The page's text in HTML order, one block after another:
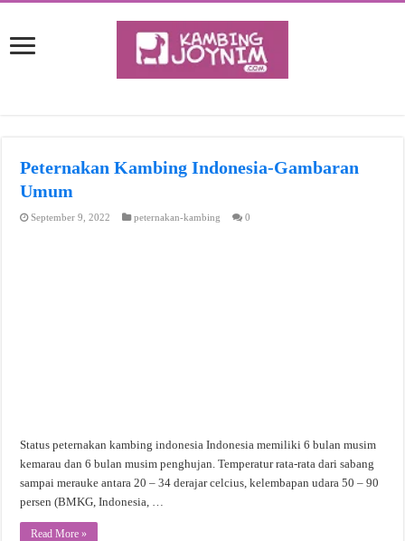
Peternakan Kambing Indonesia-Gambaran
Umum
September 9, 2022 peternakan-kambing 0
Status peternakan kambing indonesia Indonesia memiliki 6 bulan musim
kemarau dan 6 bulan musim penghujan. Temperatur rata-rata dari sabang
sampai merauke antara 20 – 34 derajar celcius, kelembapan udara 50 – 90
persen (BMKG, Indonesia, …
Read More »